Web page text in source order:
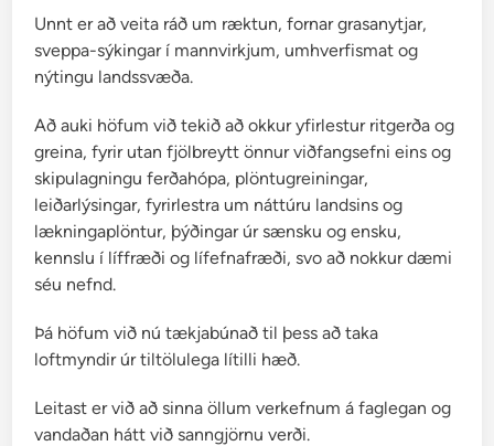
a
Unnt er að veita ráð um ræktun, fornar grasanytjar,
sveppa-sýkingar í mannvirkjum, umhverfismat og
nýtingu landssvæða.
Að auki höfum við tekið að okkur yfirlestur ritgerða og
greina, fyrir utan fjölbreytt önnur viðfangsefni eins og
skipulagningu ferðahópa, plöntugreiningar,
leiðarlýsingar, fyrirlestra um náttúru landsins og
lækningaplöntur, þýðingar úr sænsku og ensku,
kennslu í líffræði og lífefnafræði, svo að nokkur dæmi
séu nefnd.
Þá höfum við nú tækjabúnað til þess að taka
loftmyndir úr tiltölulega lítilli hæð.
Leitast er við að sinna öllum verkefnum á faglegan og
vandaðan hátt við sanngjörnu verði.